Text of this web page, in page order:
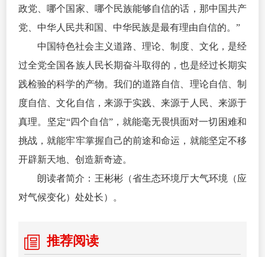
政党、哪个国家、哪个民族能够自信的话，那中国共产
党、 中华人民共和国、中华民族是最有理由自信的。”
中国特色社会主义道路、理论、制度、文化，是经
过全党全国各族人民长期奋斗取得的，也是经过长期实
践检验的科学的产物。我们的道路自信、理论自信、制
度自信、文化自信，来源于实践、来源于人民、来源于
真理。坚定“四个自信”，就能毫无畏惧面对一切困难和
挑战，就能牢牢掌握自己的前途和命运，就能坚定不移
开辟新天地、创造新奇迹。
朗读者简介：王彬彬（省生态环境厅大气环境（应
对气候变化）处处长）。
推荐阅读